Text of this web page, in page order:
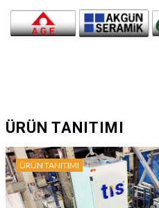
ÜRÜN TANITIMI
ÜRÜN TANITIMI